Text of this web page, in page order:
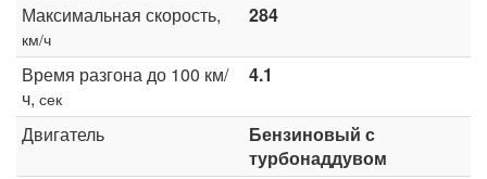
Максимальная скорость,
км/ч
284
Время разгона до 100 км/
ч, сек
4.1
Двигатель
Бензиновый с
турбонаддувом